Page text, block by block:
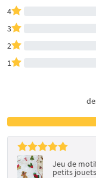
4
3
2
1
Jeu de
petits